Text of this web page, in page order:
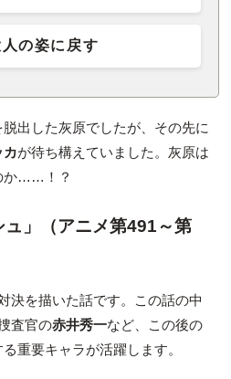
の姿に戻す
出した灰原でしたが、その先に
カが待ち構えていました。灰原は
か……！？
ュ」（アニメ第491～第
決を描いた話です。この話の中
査官の赤井秀一など、この後の
重要キャラが活躍します。